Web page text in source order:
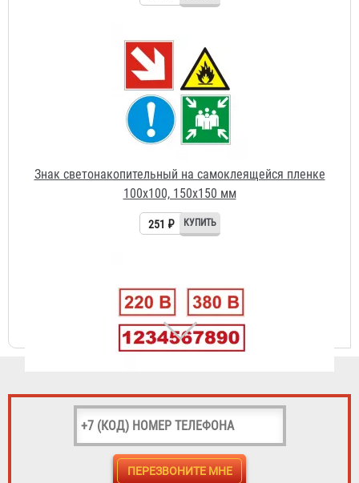
Знак светонакопительный на самоклеящейся пленке
100х100, 150х150 мм
251 ₽
11 ₽